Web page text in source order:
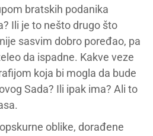
bratskih podanika
Ili je to nešto drugo što
sasvim dobro poređao, pa
da ispadne. Kakve veze
koja bi mogla da bude
Sada? Ili ipak ima? Ali to
oblike, dorađene